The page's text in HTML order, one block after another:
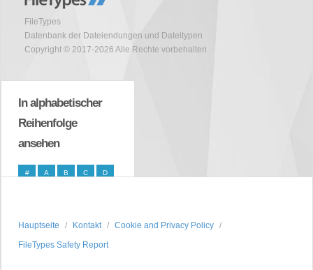
FileTypes
Datenbank der Dateiendungen und Dateitypen
Copyright © 2017-2026 Alle Rechte vorbehalten
In alphabetischer
Reihenfolge
ansehen
# A B C D
O P Q R S
Hauptseite Kontakt
Cookie and Privacy Policy
FileTypes Safety Report